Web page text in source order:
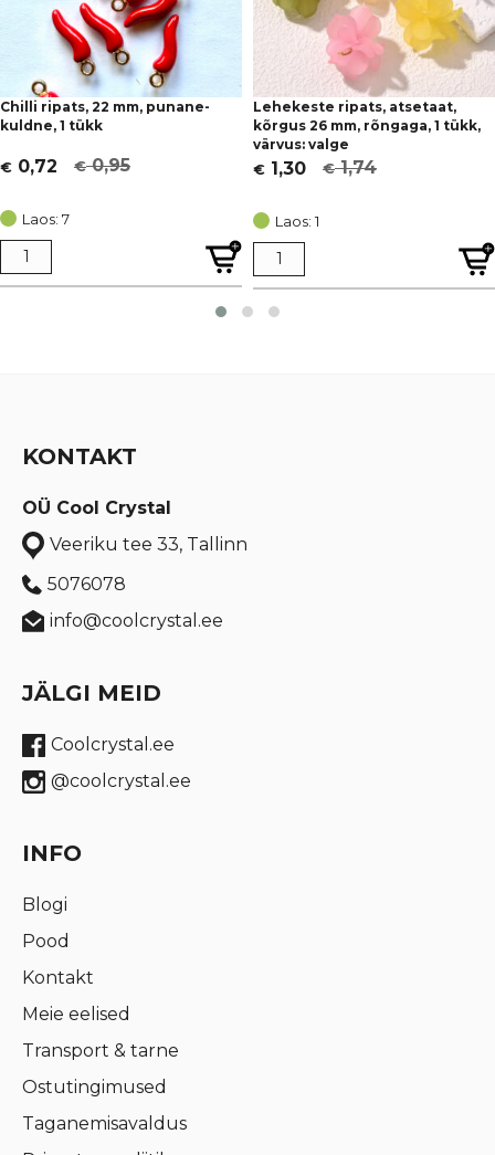
Chilli ripats, 22 mm, punane-
kuldne, 1 tükk
€0,95
Algne
oli:
€ 0,95.
€ 0,72
Current
is:
€ 0,72.
Laos: 7
Lehekeste ripats, atsetaat,
kõrgus 26 mm, rõngaga, 1 tükk,
värvus: valge
€1,74
Algne
oli:
€ 1,74.
€ 1,30
Current
is:
€ 1,30.
Laos: 1
KONTAKT
OÜ Cool Crystal
Veeriku tee 33, Tallinn
5076078
info@coolcrystal.ee
JÄLGI MEID
Coolcrystal.ee
@coolcrystal.ee
INFO
Blogi
Pood
Kontakt
Meie eelised
Transport & tarne
Ostutingimused
Taganemisavaldus